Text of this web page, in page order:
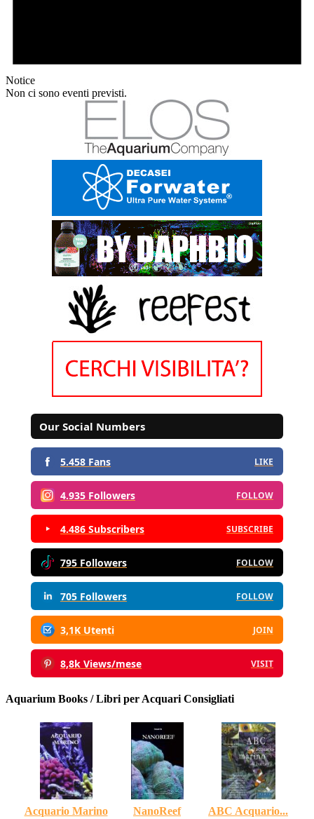
Notice
Non ci sono eventi previsti.
Our Social Numbers
5.458 Fans LIKE
4.935 Followers FOLLOW
4.486 Subscribers SUBSCRIBE
795 Followers FOLLOW
705 Followers FOLLOW
3,1K Utenti JOIN
8,8k Views/mese VISIT
Aquarium Books / Libri per Acquari Consigliati
Acquario Marino NanoReef
ABC Acquario...